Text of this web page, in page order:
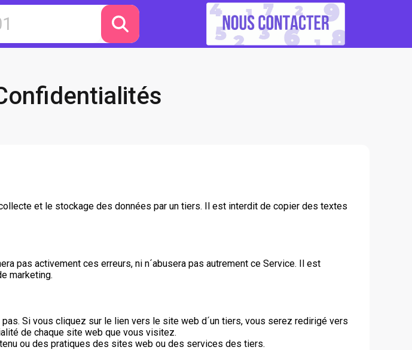
et le stockage des données par un tiers. Il est interdit de copier des textes
pas activement ces erreurs, ni n´abusera pas autrement ce Service. Il est
marketing.
Si vous cliquez sur le lien vers le site web d´un tiers, vous serez redirigé vers
de chaque site web que vous visitez.
ou des pratiques des sites web ou des services des tiers.